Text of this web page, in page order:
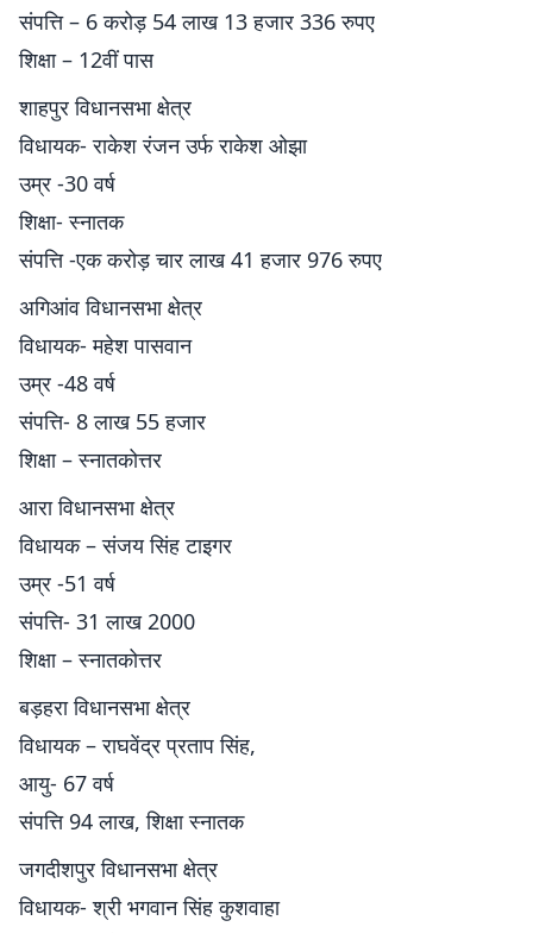
संपत्ति – 6 करोड़ 54 लाख 13 हजार 336 रुपए
शिक्षा – 12वीं पास
शाहपुर विधानसभा क्षेत्र
विधायक- राकेश रंजन उर्फ राकेश ओझा
उम्र -30 वर्ष
शिक्षा- स्नातक
संपत्ति -एक करोड़ चार लाख 41 हजार 976 रुपए
अगिआंव विधानसभा क्षेत्र
विधायक- महेश पासवान
उम्र -48 वर्ष
संपत्ति- 8 लाख 55 हजार
शिक्षा – स्नातकोत्तर
आरा विधानसभा क्षेत्र
विधायक – संजय सिंह टाइगर
उम्र -51 वर्ष
संपत्ति- 31 लाख 2000
शिक्षा – स्नातकोत्तर
बड़हरा विधानसभा क्षेत्र
विधायक – राघवेंद्र प्रताप सिंह,
आयु- 67 वर्ष
संपत्ति 94 लाख, शिक्षा स्नातक
जगदीशपुर विधानसभा क्षेत्र
विधायक- श्री भगवान सिंह कुशवाहा